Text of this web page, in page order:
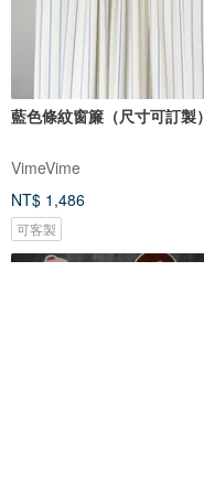
藍色條紋窗簾（尺寸可訂製）
VimeVime
NT$ 1,486
可客製